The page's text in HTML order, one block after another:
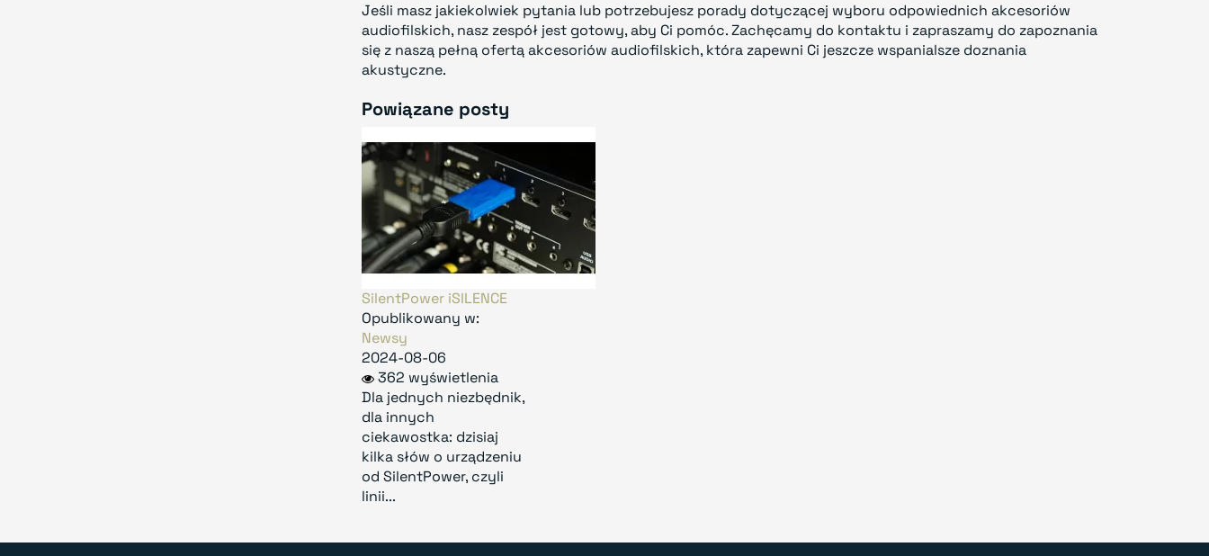
Jeśli masz jakiekolwiek pytania lub potrzebujesz porady dotyczącej wyboru odpowiednich akcesoriów
audiofilskich, nasz zespół jest gotowy, aby Ci pomóc. Zachęcamy do kontaktu i zapraszamy do zapoznania
się z naszą pełną ofertą akcesoriów audiofilskich, która zapewni Ci jeszcze wspanialsze doznania
akustyczne.
Powiązane posty
SilentPower iSILENCE
Opublikowany w:
Newsy
2024-08-06
362 wyświetlenia
Dla jednych niezbędnik,
dla innych
ciekawostka: dzisiaj
kilka słów o urządzeniu
od SilentPower, czyli
linii...